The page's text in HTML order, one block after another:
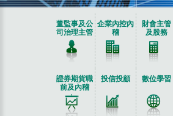
董監事及公
司治理主管
企業內控內
稽
財會主管
及股務
證券期貨職
前及內稽
投信投顧 數位學習